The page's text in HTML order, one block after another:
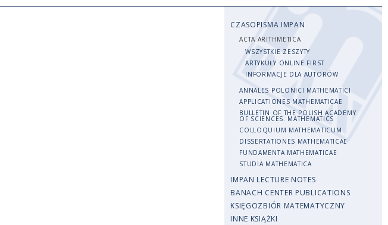
CZASOPISMA IMPAN
ACTA ARITHMETICA
WSZYSTKIE ZESZYTY
ARTYKUŁY ONLINE FIRST
INFORMACJE DLA AUTORÓW
ANNALES POLONICI MATHEMATICI
APPLICATIONES MATHEMATICAE
BULLETIN OF THE POLISH ACADEMY
OF SCIENCES. MATHEMATICS
COLLOQUIUM MATHEMATICUM
DISSERTATIONES MATHEMATICAE
FUNDAMENTA MATHEMATICAE
STUDIA MATHEMATICA
IMPAN LECTURE NOTES
BANACH CENTER PUBLICATIONS
KSIĘGOZBIÓR MATEMATYCZNY
INNE KSIĄŻKI